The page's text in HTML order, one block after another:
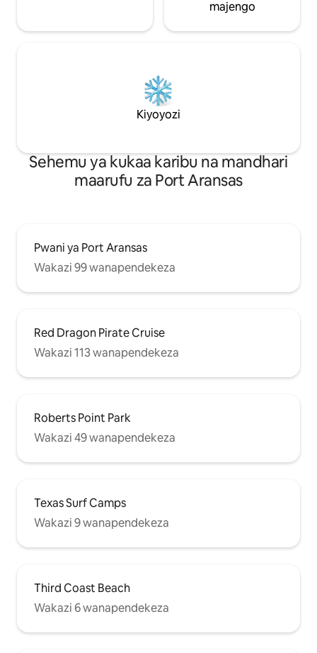
majengo
Kiyoyozi
Sehemu ya kukaa karibu na mandhari
maarufu za Port Aransas
Pwani ya Port Aransas
Wakazi 99 wanapendekeza
Red Dragon Pirate Cruise
Wakazi 113 wanapendekeza
Roberts Point Park
Wakazi 49 wanapendekeza
Texas Surf Camps
Wakazi 9 wanapendekeza
Third Coast Beach
Wakazi 6 wanapendekeza